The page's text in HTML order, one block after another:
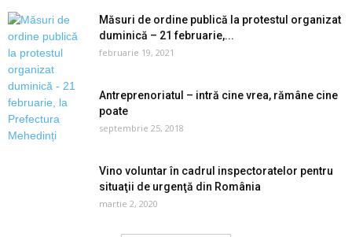
Măsuri de ordine publică la protestul organizat
duminică – 21 februarie,...
februarie 19, 2021
Antreprenoriatul – intră cine vrea, rămâne cine
poate
septembrie 25, 2018
Vino voluntar în cadrul inspectoratelor pentru
situaţii de urgenţă din România
martie 2, 2020